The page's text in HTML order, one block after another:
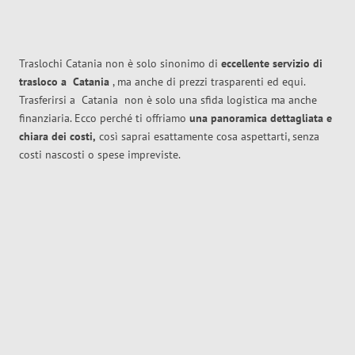
Traslochi Catania non è solo sinonimo di eccellente servizio di
trasloco a Catania , ma anche di prezzi trasparenti ed equi.
Trasferirsi a Catania non è solo una sfida logistica ma anche
finanziaria. Ecco perché ti offriamo una panoramica dettagliata e
chiara dei costi, così saprai esattamente cosa aspettarti, senza
costi nascosti o spese impreviste.